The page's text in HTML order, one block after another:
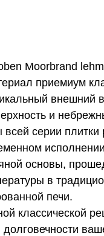
Moorbrand
приемиум
внешний
и
серии
основы,
в
печи.
классической